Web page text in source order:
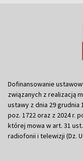
Dofinansowanie
związanych z realizacją
ustawy z dnia 29 grudnia
poz. 1722 oraz z 2024 r.
której mowa w art. 31
radiofonii i telewizji (Dz.